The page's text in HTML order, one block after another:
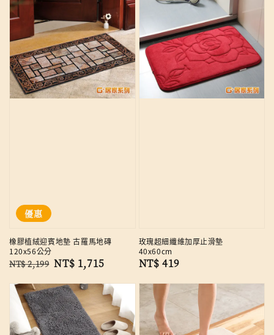
優惠
橡膠植絨迎賓地墊 古羅馬地磚
120x56公分
Regular
NT$ 2,199 Sale
NT$ 1,715
玫瑰超細纖維加厚止滑墊
40x60cm
Regular
NT$ 419